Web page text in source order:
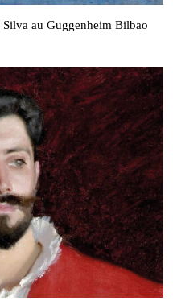
au Guggenheim Bilbao